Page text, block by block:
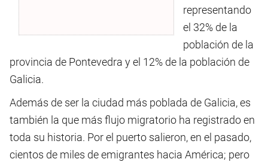
representando
el 32% de la
población de la
provincia de Pontevedra y el 12% de la población de
Galicia.
Además de ser la ciudad más poblada de Galicia, es
también la que más flujo migratorio ha registrado en
toda su historia. Por el puerto salieron, en el pasado,
cientos de miles de emigrantes hacia América; pero